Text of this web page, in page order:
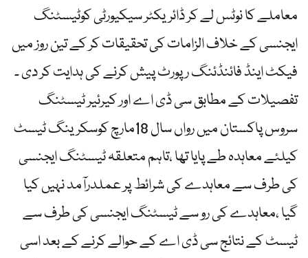
معاملے کا نوٹس لے کر ڈائریکٹر سیکیورٹی کوٹیسٹنگ
ایجنسی کے خلاف الزامات کی تحقیقات کر کے تین روز میں
فیکٹ اینڈ فائنڈئنگ رپورٹ پیش کرنے کی ہدایت کر دی ۔
تفصیلات کے مطابق سی ڈی اے اور کیرئیر ٹیسٹنگ
سروس پاکستان میں رواں سال 18مارچ کوسکرینگ ٹیسٹ
کیلئے معاہدہ طے پایا تھا ،تاہم متعلقہ ٹیسٹنگ ایجنسی
کی طرف سے معاہدے کی شرائط پر عملدرآمد نہیں کیا
گیا ،معاہدے کی رو سے ٹیسٹنگ ایجنسی کی طرف سے
ٹیسٹ کے نتائج سی ڈی اے کے حوالے کرنے کے بعد اسی